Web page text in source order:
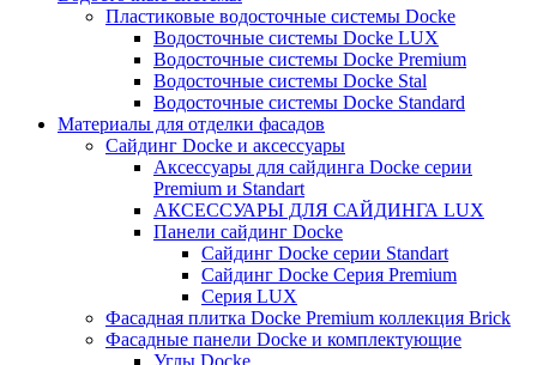
Пластиковые водосточные системы Docke
Водосточные системы Docke LUX
Водосточные системы Docke Premium
Водосточные системы Docke Stal
Водосточные системы Docke Standard
Материалы для отделки фасадов
Сайдинг Docke и аксессуары
Аксессуары для сайдинга Docke серии
Premium и Standart
АКСЕССУАРЫ ДЛЯ САЙДИНГА LUX
Панели сайдинг Docke
Cайдинг Docke серии Standart
Сайдинг Docke Серия Premium
Серия LUX
Фасадная плитка Docke Premium коллекция Brick
Фасадные панели Docke и комплектующие